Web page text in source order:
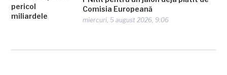
Comisia Europeană
miercuri, 5 august 2026, 9:06